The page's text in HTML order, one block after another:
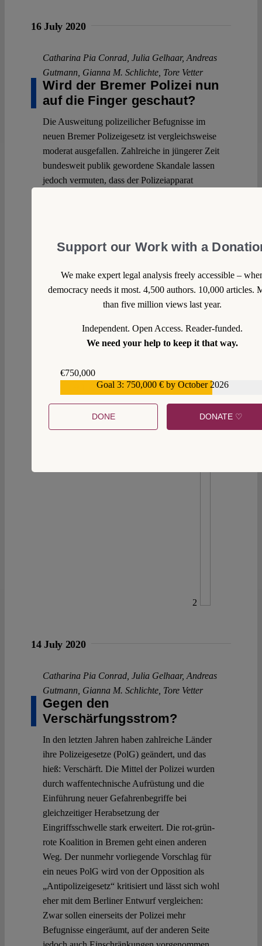
16 July 2020
Catharina Pia Conrad Julia Gelhaar, Andreas
Gutmann Gianna M. Schlichte Tore Vetter
Wird der Bremer Polizei nun
auf die Finger geschaut?
Die Ausweitung polizeilicher Befugnisse im
neuen Bremer Polizeigesetz ist vergleichsweise
moderat ausgefallen. Zahlreiche in jüngerer Zeit
bundesweit publik gewordene Skandale lassen
jedoch vermuten, dass der Polizeiapparat
erschwert. Der Bremer Entwurf enthält
Kontrolle und rechtsstaatlichen Einhegung
dieser Probleme.
2
14 July 2020
Catharina Pia Conrad Julia Gelhaar, Andreas
Gutmann Gianna M. Schlichte Tore Vetter
Gegen den
Verschärfungsstrom?
In den letzten Jahren haben zahlreiche Länder
ihre Polizeigesetze (PolG) geändert, und das
hieß: Verschärft. Die Mittel der Polizei wurden
durch waffentechnische Aufrüstung und die
Einführung neuer Gefahrenbegriffe bei
gleichzeitiger Herabsetzung der
Eingriffsschwelle stark erweitert. Die rot-grün-
rote Koalition in Bremen geht einen anderen
Weg. Der nunmehr vorliegende Vorschlag für
ein neues PolG wird von der Opposition als
„Antipolizeigesetz“ kritisiert und lässt sich wohl
eher mit dem Berliner Entwurf vergleichen:
Zwar sollen einerseits der Polizei mehr
Befugnisse eingeräumt, auf der anderen Seite
Support our Work with a
We make expert legal analysis freely accessible –
democracy needs it most. 4,500 authors. 10,000 articles.
than five million views last year.
Independent. Open Access. Reader-funded.
We need your help to keep it that way.
€750,000
Goal 3: 750,000 € by October 2026
DONE DONATE ♡